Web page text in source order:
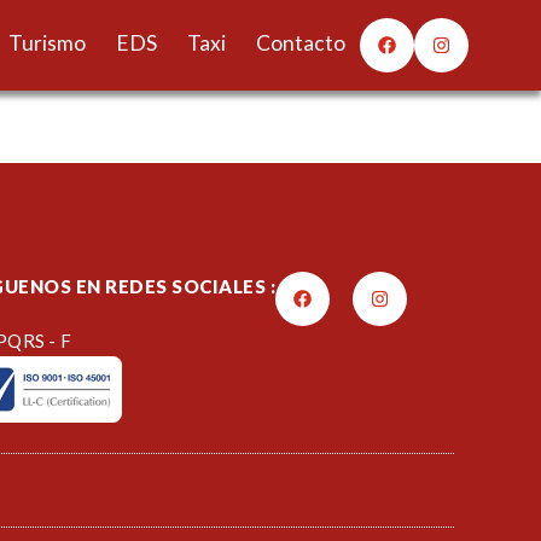
Turismo EDS Taxi Contacto
EN REDES SOCIALES :
- F